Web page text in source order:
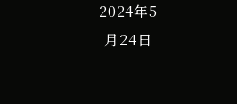
2024年5
月24日